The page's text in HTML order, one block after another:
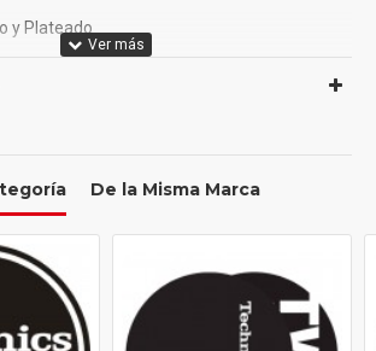
y Plateado
De la Misma Marca